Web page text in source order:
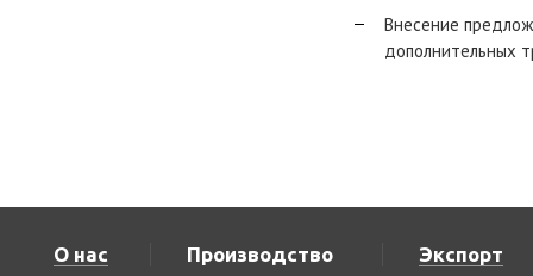
Внесение
дополнительных
О нас Производство Экспорт